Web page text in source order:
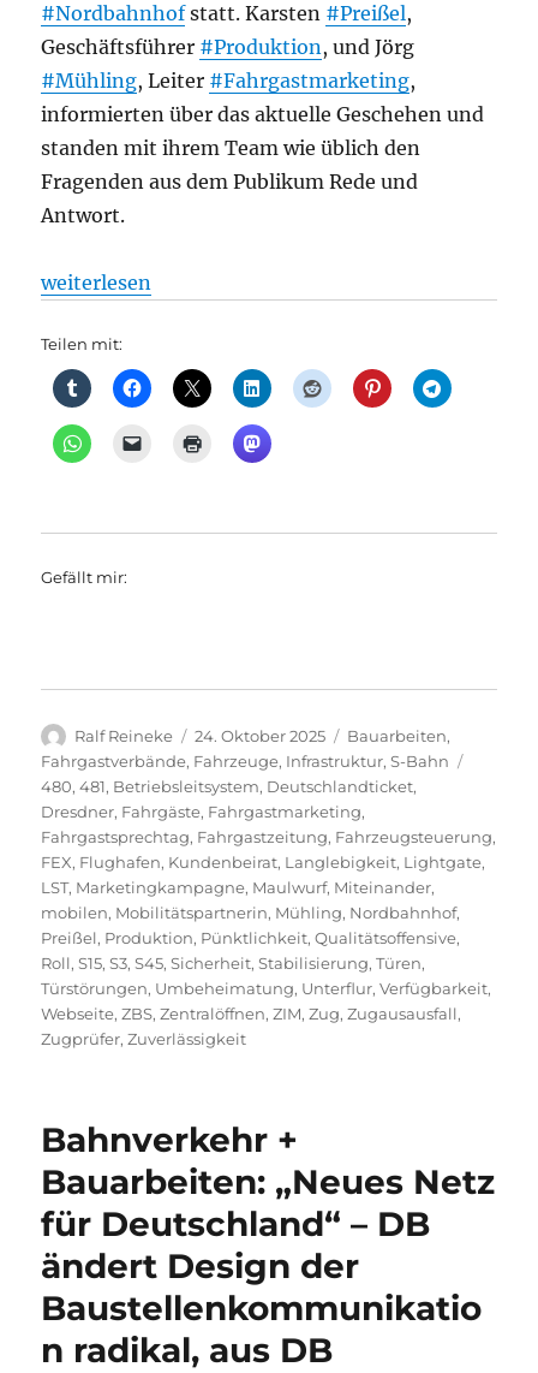
#Nordbahnhofstatt. Karsten #Preißel,
Geschäftsführer #Produktion, und Jörg
#Mühling, Leiter #Fahrgastmarketing,
informierten über das aktuelle Geschehen und
standen mit ihrem Team wie üblich den
Fragenden aus dem Publikum Rede und
Antwort.
„Fahrgastsprechtag S-Bahn 2025, aus Bahninfo“
weiterlesen
Teilen mit:
Gefällt mir:
Autor
Ralf Reineke
Veröffentlicht
am
24. Oktober 2025 Kategorien
Bauarbeiten,
Fahrgastverbände, Fahrzeuge, Infrastruktur,S-Bahn
480,481, Betriebsleitsystem, Deutschlandticket,
Dresdner, Fahrgäste, Fahrgastmarketing,
Fahrgastsprechtag, Fahrgastzeitung, Fahrzeugsteuerung,
FEX, Flughafen, Kundenbeirat, Langlebigkeit, Lightgate,
LST, Marketingkampagne, Maulwurf, Miteinander,
mobilen, Mobilitätspartnerin, Mühling, Nordbahnhof,
Preißel, Produktion, Pünktlichkeit,Qualitätsoffensive,
Roll,S15,S3,S45,Sicherheit,Stabilisierung,Türen,
Türstörungen, Umbeheimatung, Unterflur,Verfügbarkeit,
Webseite,ZBS,Zentralöffnen,ZIM,Zug,Zugausausfall,
Zugprüfer,Zuverlässigkeit
Bahnverkehr +
Bauarbeiten: „Neues Netz
für Deutschland“ – DB
ändert Design der
Baustellenkommunikatio
n radikal, aus DB